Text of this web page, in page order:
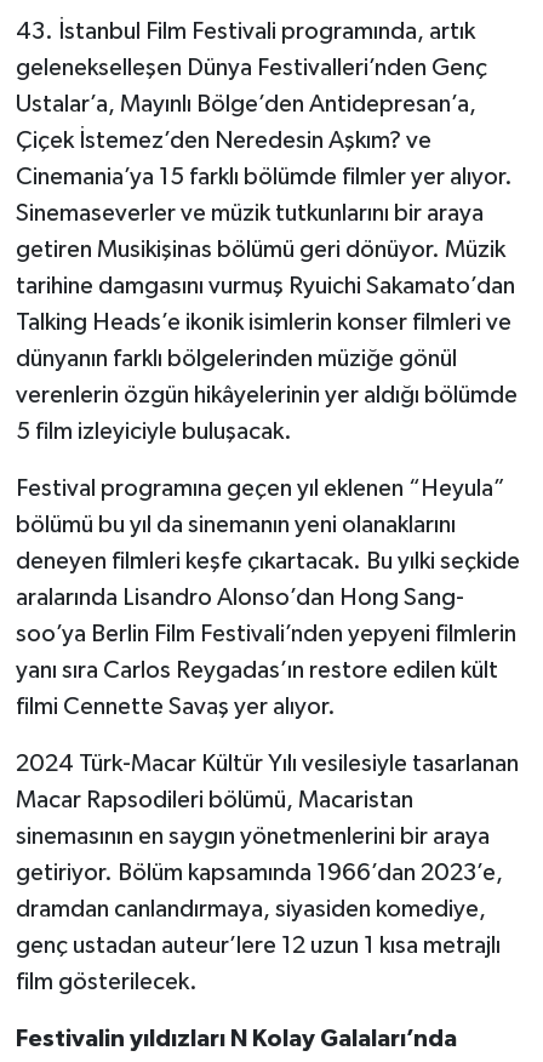
43. İstanbul Film Festivali programında, artık
gelenekselleşen Dünya Festivalleri’nden Genç
Ustalar’a, Mayınlı Bölge’den Antidepresan’a,
Çiçek İstemez’den Neredesin Aşkım? ve
Cinemania’ya 15 farklı bölümde filmler yer alıyor.
Sinemaseverler ve müzik tutkunlarını bir araya
getiren Musikişinas bölümü geri dönüyor. Müzik
tarihine damgasını vurmuş Ryuichi Sakamato’dan
Talking Heads’e ikonik isimlerin konser filmleri ve
dünyanın farklı bölgelerinden müziğe gönül
verenlerin özgün hikâyelerinin yer aldığı bölümde
5 film izleyiciyle buluşacak.
Festival programına geçen yıl eklenen “Heyula”
bölümü bu yıl da sinemanın yeni olanaklarını
deneyen filmleri keşfe çıkartacak. Bu yılki seçkide
aralarında Lisandro Alonso’dan Hong Sang-
soo’ya Berlin Film Festivali’nden yepyeni filmlerin
yanı sıra Carlos Reygadas’ın restore edilen kült
filmi Cennette Savaş yer alıyor.
2024 Türk-Macar Kültür Yılı vesilesiyle tasarlanan
Macar Rapsodileri bölümü, Macaristan
sinemasının en saygın yönetmenlerini bir araya
getiriyor. Bölüm kapsamında 1966’dan 2023’e,
dramdan canlandırmaya, siyasiden komediye,
genç ustadan auteur’lere 12 uzun 1 kısa metrajlı
film gösterilecek.
Festivalin yıldızları N Kolay Galaları’nda